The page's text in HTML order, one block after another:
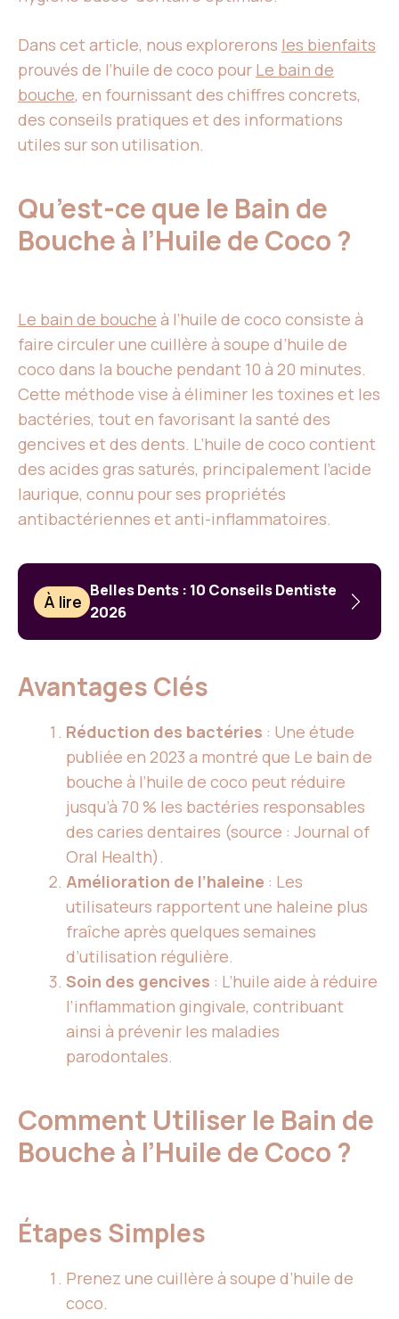
Dans cet article, nous explorerons les bienfaits
prouvés de l’huile de coco pour Le bain de
bouche, en fournissant des chiffres concrets,
des conseils pratiques et des informations
utiles sur son utilisation.
Qu’est-ce que le Bain de
Bouche à l’Huile de Coco ?
Le bain de bouche à l’huile de coco consiste à
faire circuler une cuillère à soupe d’huile de
coco dans la bouche pendant 10 à 20 minutes.
Cette méthode vise à éliminer les toxines et les
bactéries, tout en favorisant la santé des
gencives et des dents. L’huile de coco contient
des acides gras saturés, principalement l’acide
laurique, connu pour ses propriétés
antibactériennes et anti-inflammatoires.
À lire
Belles Dents : 10 Conseils Dentiste
2026
Avantages Clés
Réduction des bactéries : Une étude
publiée en 2023 a montré que Le bain de
bouche à l’huile de coco peut réduire
jusqu’à 70 % les bactéries responsables
des caries dentaires (source : Journal of
Oral Health).
Amélioration de l’haleine : Les
utilisateurs rapportent une haleine plus
fraîche après quelques semaines
d’utilisation régulière.
Soin des gencives : L’huile aide à réduire
l’inflammation gingivale, contribuant
ainsi à prévenir les maladies
parodontales.
Comment Utiliser le Bain de
Bouche à l’Huile de Coco ?
Étapes Simples
Prenez une cuillère à soupe d’huile de
coco.